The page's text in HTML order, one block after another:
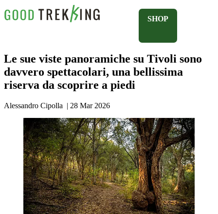
SHOP
Le sue viste panoramiche su Tivoli sono
davvero spettacolari, una bellissima
riserva da scoprire a piedi
Alessandro Cipolla | 28 Mar 2026